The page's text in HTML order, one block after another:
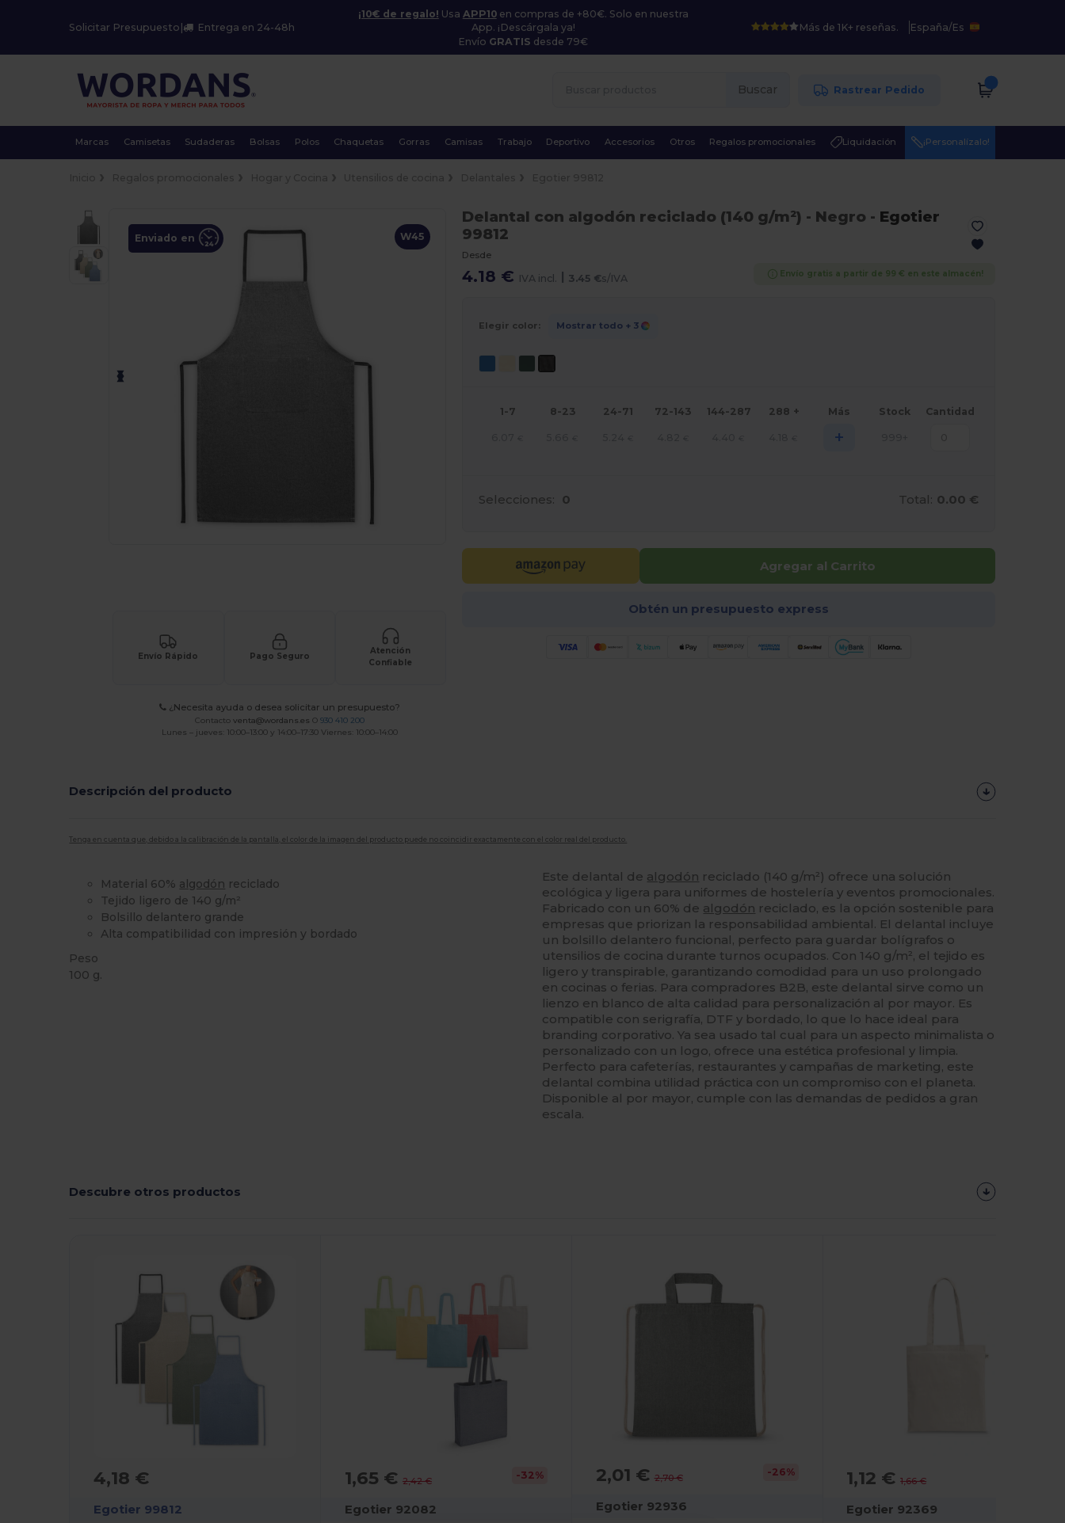
Solicitar Presupuesto Entrega en 24-48h
¡10€ de regalo! Usa APP10en compras de +80€. Solo en nuestra
App. ¡Descárgala ya!
Envío GRATIS desde 79€
Más de 1K+ reseñas. España/Es
Buscar Rastrear Pedido
Marcas Camisetas Sudaderas Bolsas Polos Chaquetas Gorras Camisas Trabajo Deportivo Accesorios Otros Regalos promocionales Liquidación ¡Personalízalo!
W45
Enviado en
Envío Rápido Pago Seguro
Atención
Confiable
¿Necesita ayuda o desea solicitar un presupuesto?
Contacto venta@wordans.es O 930 410 200
Lunes – jueves: 10:00–13:00 y 14:00–17:30 Viernes: 10:00–14:00
Delantal con algodón reciclado (140 g/m²) - Negro - Egotier
99812
Desde
4.18 € IVA incl. | 3.45 €s/IVA Envío gratis a partir de 99 € en este almacén!
Elegir color: Mostrar todo + 3
1-7 8-23 24-71 72-143 144-287 288 + Más Stock Cantidad
+
Selecciones: 0 Total: 0.00 €
Agregar al Carrito
Obtén un presupuesto express
Descripción del producto
Tenga en cuenta que, debido a la calibración de la pantalla, el color de la imagen del producto puede no coincidir exactamente con el color real del producto.
Material 60% algodón reciclado
Tejido ligero de 140 g/m²
Bolsillo delantero grande
Alta compatibilidad con impresión y bordado
Peso
100 g.
Este delantal de algodón reciclado (140 g/m²) ofrece una solución
ecológica y ligera para uniformes de hostelería y eventos promocionales.
Fabricado con un 60% de algodón reciclado, es la opción sostenible para
empresas que priorizan la responsabilidad ambiental. El delantal incluye
un bolsillo delantero funcional, perfecto para guardar bolígrafos o
utensilios de cocina durante turnos ocupados. Con 140 g/m², el tejido es
ligero y transpirable, garantizando comodidad para un uso prolongado
en cocinas o ferias. Para compradores B2B, este delantal sirve como un
lienzo en blanco de alta calidad para personalización al por mayor. Es
compatible con serigrafía, DTF y bordado, lo que lo hace ideal para
branding corporativo. Ya sea usado tal cual para un aspecto minimalista o
personalizado con un logo, ofrece una estética profesional y limpia.
Perfecto para cafeterías, restaurantes y campañas de marketing, este
delantal combina utilidad práctica con un compromiso con el planeta.
Disponible al por mayor, cumple con las demandas de pedidos a gran
escala.
Descubre otros productos
4,18 €
Egotier 99812
1,65 € 2,42 € -32%
Egotier 92082
2,01 €2,70 € -26%
Egotier 92936
1,12 €1,66 €
Egotier 92369